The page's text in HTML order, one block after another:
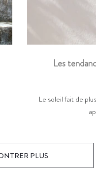
Les
Le soleil fait de
PLUS